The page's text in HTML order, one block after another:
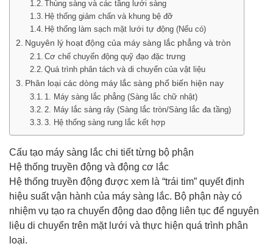
Thùng sàng và các tầng lưới sàng
Hệ thống giảm chấn và khung bệ đỡ
Hệ thống làm sạch mặt lưới tự động (Nếu có)
Nguyên lý hoạt động của máy sàng lắc phẳng và tròn
Cơ chế chuyển động quỹ đạo đặc trưng
Quá trình phân tách và di chuyển của vật liệu
Phân loại các dòng máy lắc sàng phổ biến hiện nay
1. Máy sàng lắc phẳng (Sàng lắc chữ nhật)
2. Máy lắc sàng rây (Sàng lắc tròn/Sàng lắc đa tầng)
3. Hệ thống sàng rung lắc kết hợp
Cấu tạo máy sàng lắc chi tiết từng bộ phận
Hệ thống truyền động và động cơ lắc
Hệ thống truyền động được xem là “trái tim” quyết định
hiệu suất vận hành của máy sàng lắc. Bộ phận này có
nhiệm vụ tạo ra chuyển động dao động liên tục để nguyên
liệu di chuyển trên mặt lưới và thực hiện quá trình phân
loại.